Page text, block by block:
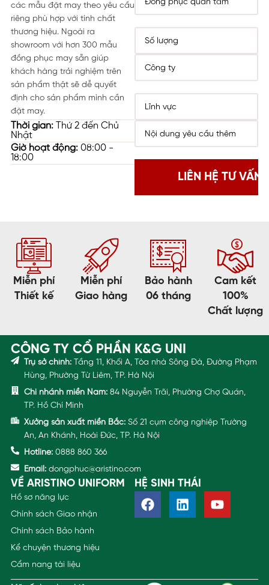
các mẫu đặt may theo yêu cầu
riêng phù hợp với tính chất
thương hiệu. Ngoài ra
showroom với hơn 300 mẫu
đồng phục may sẵn giúp
khách hàng trải nghiệm trên
sản phẩm thật sẽ dễ quyết
định cho sản phẩm mình cần
đặt may.
Thời gian:Thứ 2 đến Chủ
Nhật
Giờ hoạt động:08:00 -
18:00
Miễn phí
Thiết kế
Miễn phí
Giao hàng
Bảo hành
06 tháng
Cam kết
100%
Chất lượng
CÔNG TY CỔ PHẦN K&G UNI
Trụ sở chính: Tầng 11, Khối A, Tòa nhà Sông Đà, Đường Phạm
Hùng, Phường Từ Liêm, TP. Hà Nội
Chi nhánh miền Nam: 84 Nguyễn Trãi, Phường Chợ Quán,
TP. Hồ Chí Minh
Xưởng sản xuất miền Bắc: Số 21 cụm công nghiệp Trường
An, An Khánh, Hoài Đức, TP. Hà Nội
Hotline: 0888 860 366
Email: dongphuc@aristino.com
VỀ ARISTINO UNIFORM
Hồ sơ năng lực
Chính sách Giao nhận
Chính sách Bảo hành
Kể chuyện thương hiệu
Cẩm nang tài liệu
HỆ SINH THÁI